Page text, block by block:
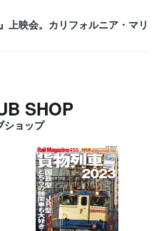
上映会。カリフォルニア・マリ
SHOP
ショップ